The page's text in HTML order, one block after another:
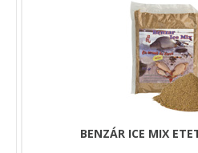
BENZÁR ICE MIX